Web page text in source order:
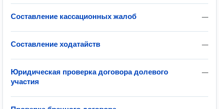
—
Составление кассационных жалоб
—
Составление ходатайств
—
Юридическая проверка договора долевого
участия